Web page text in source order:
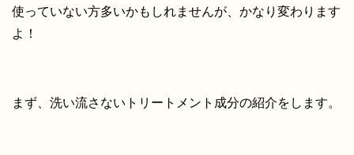
使っていない方多いかもしれませんが、かなり変わります
よ！
まず、洗い流さないトリートメント成分の紹介をします。